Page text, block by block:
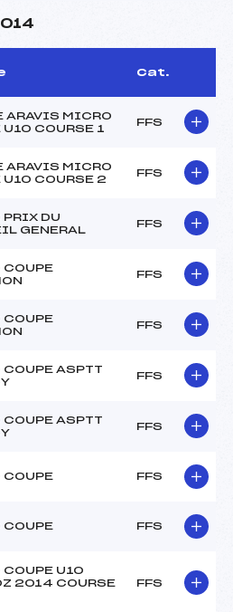
Cat.
ARAVIS MICRO
U10 COURSE 1
FFS
ARAVIS MICRO
U10 COURSE 2
FFS
PRIX DU
GENERAL
FFS
COUPE
FFS
COUPE
FFS
COUPE ASPTT
FFS
COUPE ASPTT
FFS
COUPE FFS
COUPE FFS
COUPE U10
2014 COURSE
FFS